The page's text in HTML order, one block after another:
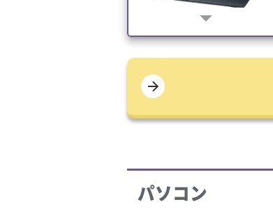
arrow_drop_down
パソコン